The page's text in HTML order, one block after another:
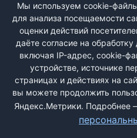
пропадают! Будьте
прилагаю: 89005477247,
299792 ...
Мы используем cookie-
для анализа посещаемости
оценки действий
даёте согласие на
включая IP-адрес, cookie-
устройстве, источнике
страницах и действиях на
вы можете продолжить
Яндекс.Метрики. Подробнее